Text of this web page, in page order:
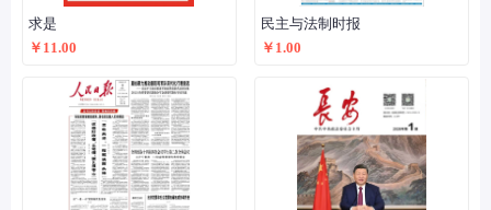
求是
￥11.00
民主与法制时报
￥1.00